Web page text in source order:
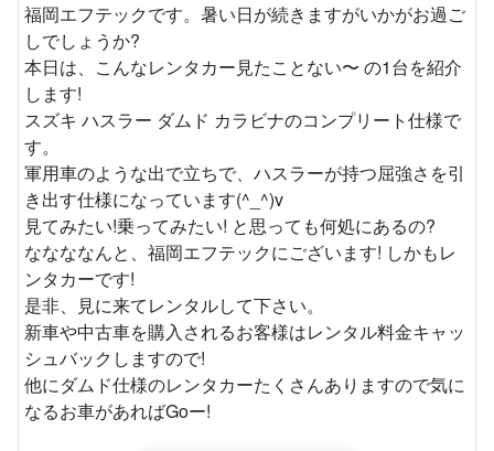
福岡エフテックです。暑い日が続きますがいかがお過ご
しでしょうか?
本日は、こんなレンタカー見たことない〜 の1台を紹介
します!
スズキ ハスラー ダムド カラビナのコンプリート仕様で
す。
軍用車のような出で立ちで、ハスラーが持つ屈強さを引
き出す仕様になっています(^_^)v
見てみたい!乗ってみたい! と思っても何処にあるの?
ななななんと、福岡エフテックにございます! しかもレ
ンタカーです!
是非、見に来てレンタルして下さい。
新車や中古車を購入されるお客様はレンタル料金キャッ
シュバックしますので!
他にダムド仕様のレンタカーたくさんありますので気に
なるお車があればGoー!